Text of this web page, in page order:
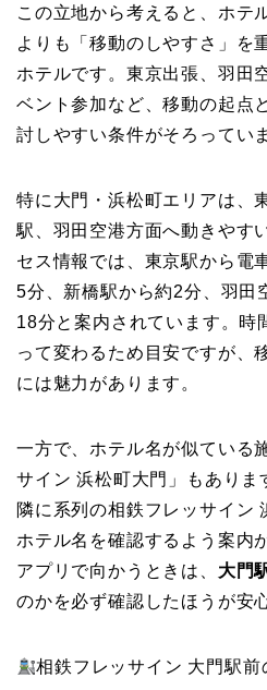
この立地から考えると、ホテ
よりも「移動のしやすさ」を
ホテルです。東京出張、羽田
ベント参加など、移動の起点
討しやすい条件がそろってい
特に大門・浜松町エリアは、
駅、羽田空港方面へ動きやす
セス情報では、東京駅から電
5分、新橋駅から約2分、羽田
18分と案内されています。時
って変わるため目安ですが、
には魅力があります。
一方で、ホテル名が似ている
サイン 浜松町大門」もありま
隣に系列の相鉄フレッサイン
ホテル名を確認するよう案内
アプリで向かうときは、 大門
のかを必ず確認したほうが安
相鉄フレッサイン 大門駅前